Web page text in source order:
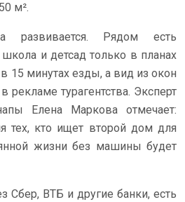
м².
развивается. Рядом есть
и детсад только в планах
15 минутах езды, а вид из окон
рекламе турагентства. Эксперт
Елена Маркова отмечает:
тех, кто ищет второй дом для
жизни без машины будет
Сбер, ВТБ и другие банки, есть